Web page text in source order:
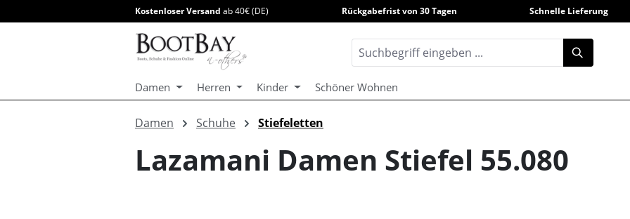
Zur Hauptnavigation springen
Kostenloser Versand ab 40€ (DE) Rückgabefrist von 30 Tagen Schnelle Lieferung
Damen Herren Kinder Schöner Wohnen
Damen Schuhe Stiefeletten
Lazamani Damen Stiefel 55.080